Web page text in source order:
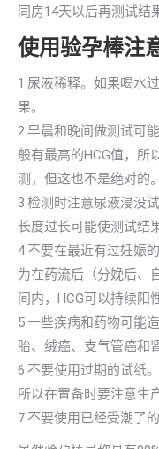
同房14天以后再测试结
使用验孕棒注
1.尿液稀释。如果喝水
果。
2.早晨和晚间做测试可
般有最高的HCG值，所
测，但这也不是绝对的。
3.检测时注意尿液浸没
长度过长可能使测试结
4.不要在最近有过妊娠
为在药流后（分娩后、
间内，HCG可以持续阳
5.一些疾病和药物可能
胎、绒癌、支气管癌和
6.不要使用过期的试纸
所以在置备时要注意生
7.不要使用已经受潮了的